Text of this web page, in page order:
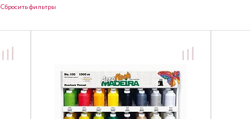
Сбросить фильтры